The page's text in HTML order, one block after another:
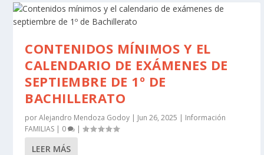
CONTENIDOS MÍNIMOS Y EL
CALENDARIO DE EXÁMENES DE
SEPTIEMBRE DE 1º DE
BACHILLERATO
porAlejandro Mendoza Godoy | Jun 26, 2025 | Información
FAMILIAS | 0 |
LEER MÁS